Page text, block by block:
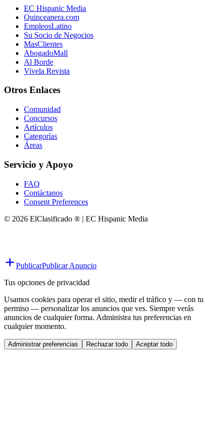
EC Hispanic Media
Quinceanera.com
EmpleosLatino
Su Socio de Negocios
MasClientes
AbogadoMall
Al Borde
Vivela Revista
Otros Enlaces
Comunidad
Concursos
Artículos
Categorías
Áreas
Servicio y Apoyo
FAQ
Contáctanos
Consent Preferences
© 2026 ElClasificado ® | EC Hispanic Media
PublicarPublicar Anuncio
Tus opciones de privacidad
Usamos cookies para operar el sitio, medir el tráfico y — con tu
permiso — personalizar los anuncios que ves. Siempre verás
anuncios de cualquier forma. Administra tus preferencias en
cualquier momento.
Administrar preferencias Rechazar todo Aceptar todo